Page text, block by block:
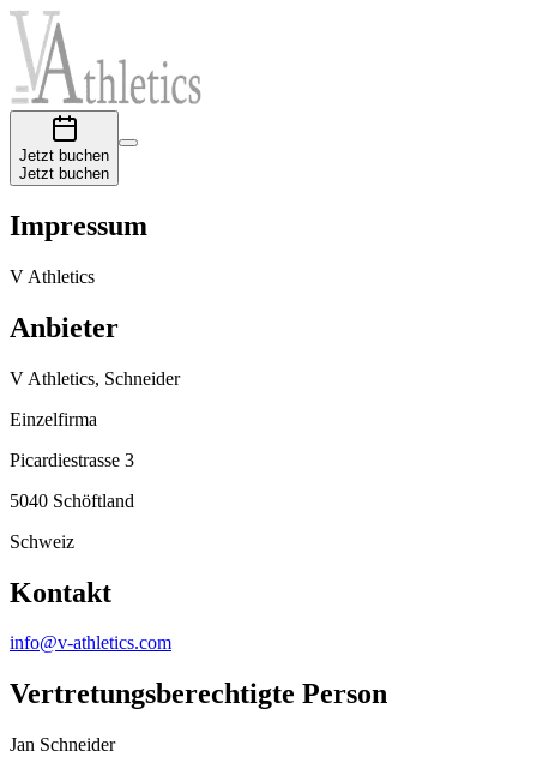
Jetzt buc hen
Jetzt buc hen
Impressum
V Athletics
Anbieter
V Athletics, Schneider
Einzelfirma
Picardiestrasse 3
5040 Schöftland
Schweiz
Kontakt
info@v-athletics.com
Vertretungsberechtigte Person
Jan Schneider